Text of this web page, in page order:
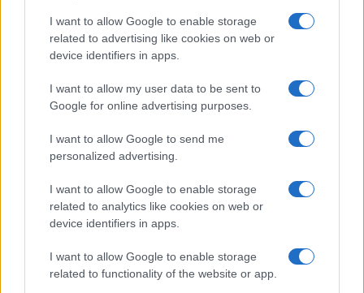
I want to allow Google to enable storage
related to advertising like cookies on web or
device identifiers in apps.
I want to allow my user data to be sent to
Google for online advertising purposes.
I want to allow Google to send me
personalized advertising.
I want to allow Google to enable storage
related to analytics like cookies on web or
device identifiers in apps.
I want to allow Google to enable storage
related to functionality of the website or app.
Michelle Hunziker in Gallura, bella anche dal
vivo: un amico vip svela come fa
Calangianus, dopo le polemiche il centro
accoglienza minori chiude
Olbia, divieto di sosta contro spaccio e degrado:
esplode la protesta
Pausa caffè impeccabile: come scegliere la
soluzione ideale per la casa e l’ufficio